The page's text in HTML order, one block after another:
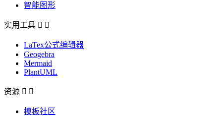
智能图形
实用工具  
LaTex公式编辑器
Geogebra
Mermaid
PlantUML
资源  
模板社区